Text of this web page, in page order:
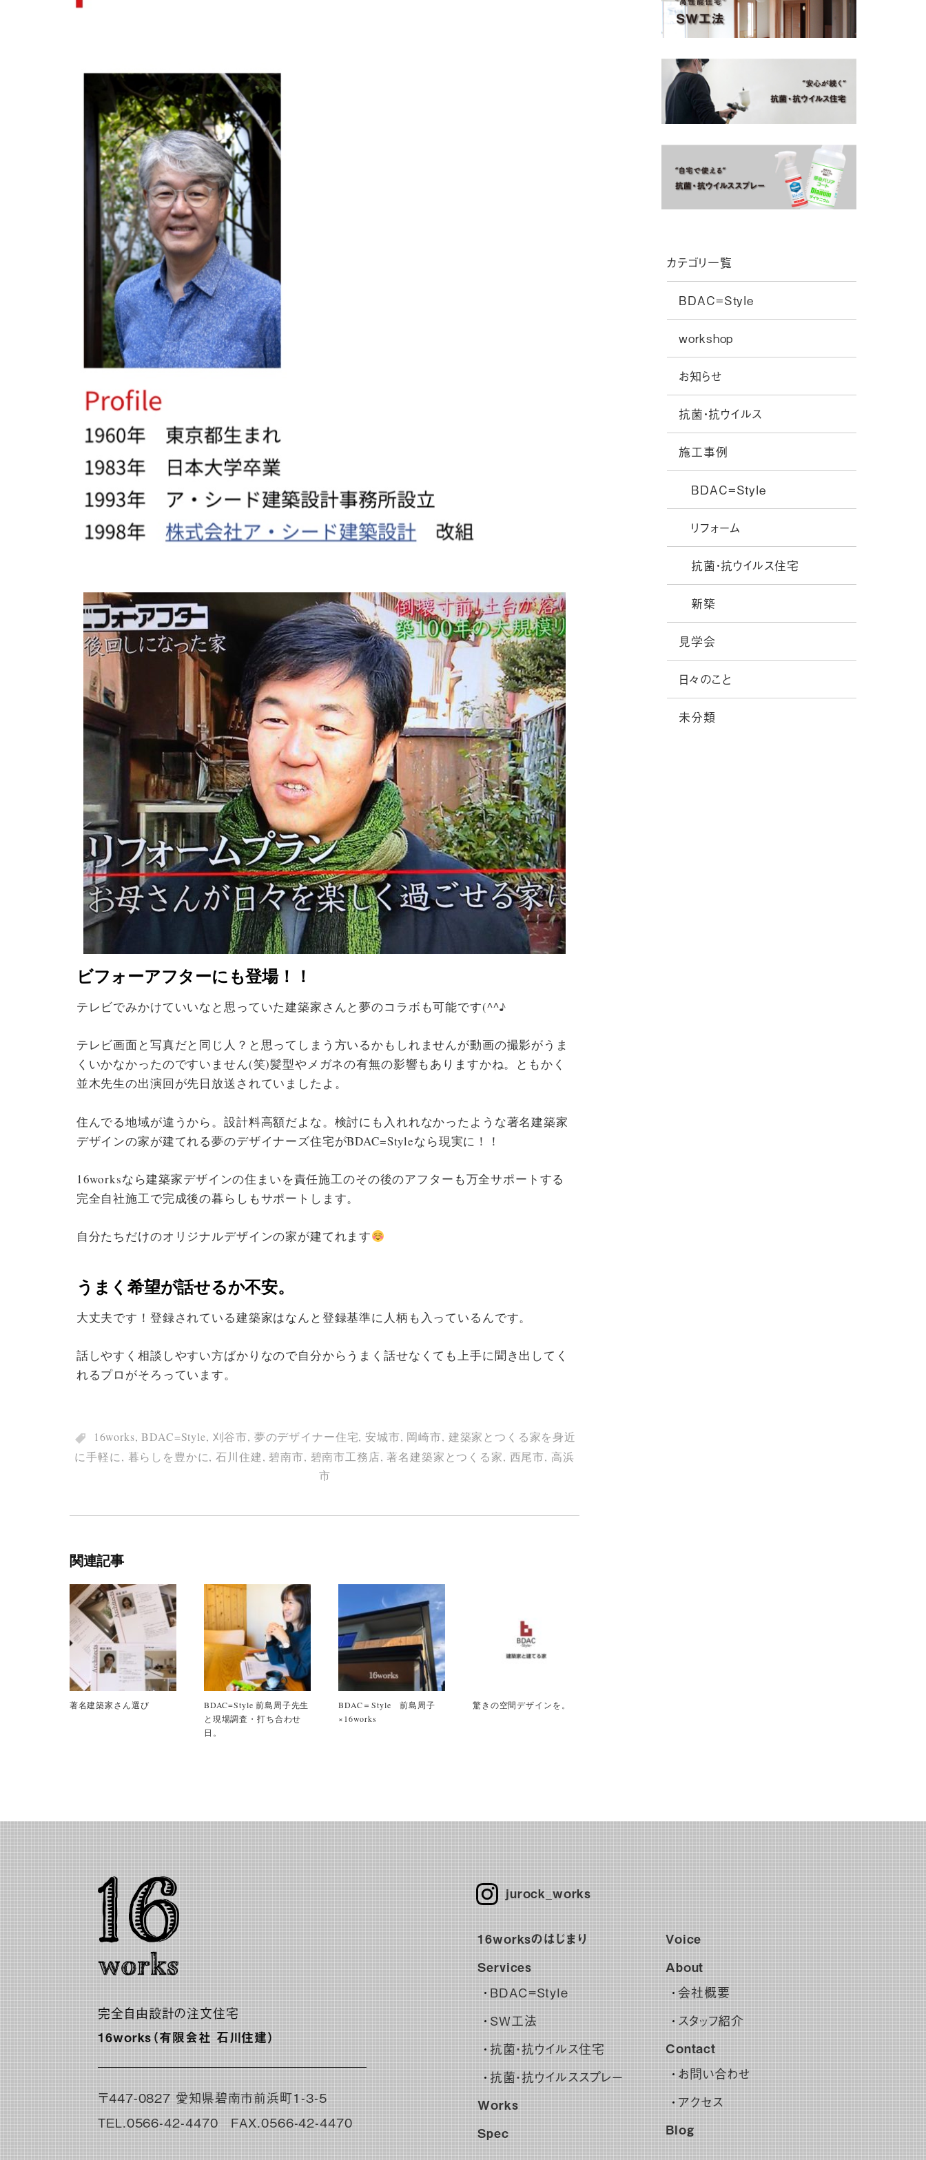
ビフォーアフターにも登場！！
テレビでみかけていいなと思っていた建築家さんと夢のコラボも可能です(^^♪
テレビ画面と写真だと同じ人？と思ってしまう方いるかもしれませんが動画の撮影がうま
くいかなかったのですいません(笑)髪型やメガネの有無の影響もありますかね。ともかく
並木先生の出演回が先日放送されていましたよ。
住んでる地域が違うから。設計料高額だよな。検討にも入れれなかったような著名建築家
デザインの家が建てれる夢のデザイナーズ住宅がBDAC=Styleなら現実に！！
16worksなら建築家デザインの住まいを責任施工のその後のアフターも万全サポートする
完全自社施工で完成後の暮らしもサポートします。
自分たちだけのオリジナルデザインの家が建てれます
うまく希望が話せるか不安。
大丈夫です！登録されている建築家はなんと登録基準に人柄も入っているんです。
話しやすく相談しやすい方ばかりなので自分からうまく話せなくても上手に聞き出してく
れるプロがそろっています。
16works,BDAC=Style, 刈谷市, 夢のデザイナー住宅,安城市, 岡崎市, 建築家とつくる家を身近
に手軽に, 暮らしを豊かに,石川住建, 碧南市, 碧南市工務店,著名建築家とつくる家, 西尾市, 高浜
市
関連記事
著名建築家さん選び
BDAC=Style 前島周子先生
と現場調査・打ち合わせ
日。
BDAC＝Style 前島周子
×16works
驚きの空間デザインを。
カテゴリ一覧
BDAC=Style
workshop
お知らせ
抗菌・抗ウイルス
施工事例
BDAC=Style
リフォーム
抗菌・抗ウイルス住宅
新築
見学会
日々のこと
未分類
jurock_works
16worksのはじまり
Services
BDAC=Style
SW工法
抗菌・抗ウイルス住宅
抗菌・抗ウイルススプレー
Works
Spec
Voice
About
会社概要
スタッフ紹介
Contact
お問い合わせ
アクセス
Blog
完全自由設計の注文住宅
16works（有限会社 石川住建）
〒447-0827 愛知県碧南市前浜町1-3-5
TEL.0566-42-4470 FAX.0566-42-4470